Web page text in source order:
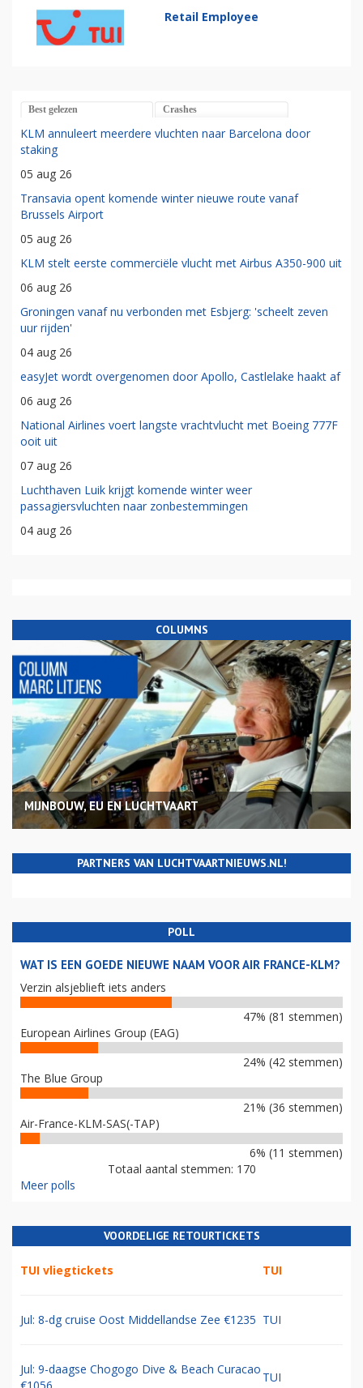
Retail Employee
Best gelezen Crashes
KLM annuleert meerdere vluchten naar Barcelona door
staking
05 aug 26
Transavia opent komende winter nieuwe route vanaf
Brussels Airport
05 aug 26
KLM stelt eerste commerciële vlucht met Airbus A350-900 uit
06 aug 26
Groningen vanaf nu verbonden met Esbjerg: 'scheelt zeven
uur rijden'
04 aug 26
easyJet wordt overgenomen door Apollo, Castlelake haakt af
06 aug 26
National Airlines voert langste vrachtvlucht met Boeing 777F
ooit uit
07 aug 26
Luchthaven Luik krijgt komende winter weer
passagiersvluchten naar zonbestemmingen
04 aug 26
COLUMNS
MIJNBOUW, EU EN LUCHTVAART
PARTNERS VAN LUCHTVAARTNIEUWS.NL!
POLL
WAT IS EEN GOEDE NIEUWE NAAM VOOR AIR FRANCE-KLM?
Verzin alsjeblieft iets anders
47% (81 stemmen)
European Airlines Group (EAG)
24% (42 stemmen)
The Blue Group
21% (36 stemmen)
Air-France-KLM-SAS(-TAP)
6% (11 stemmen)
Totaal aantal stemmen: 170
Meer polls
VOORDELIGE RETOURTICKETS
TUI vliegtickets TUI
Jul: 8-dg cruise Oost Middellandse Zee €1235 TUI
Jul: 9-daagse Chogogo Dive & Beach Curacao
TUI